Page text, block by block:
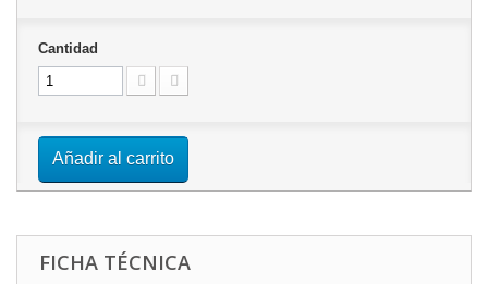
Cantidad
Añadir al carrito
FICHA TÉCNICA